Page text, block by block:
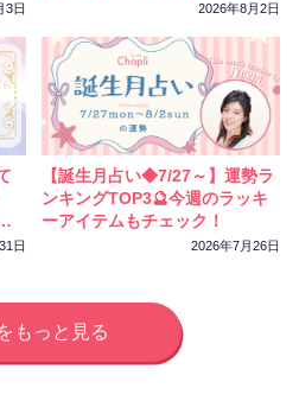
3日 2026年8月2日
日
【誕生月占い◆7/27～】運勢ラ
ンキングTOP3🔮今週のラッキ
ーアイテムもチェック！
2026年7月26日
もっと見る